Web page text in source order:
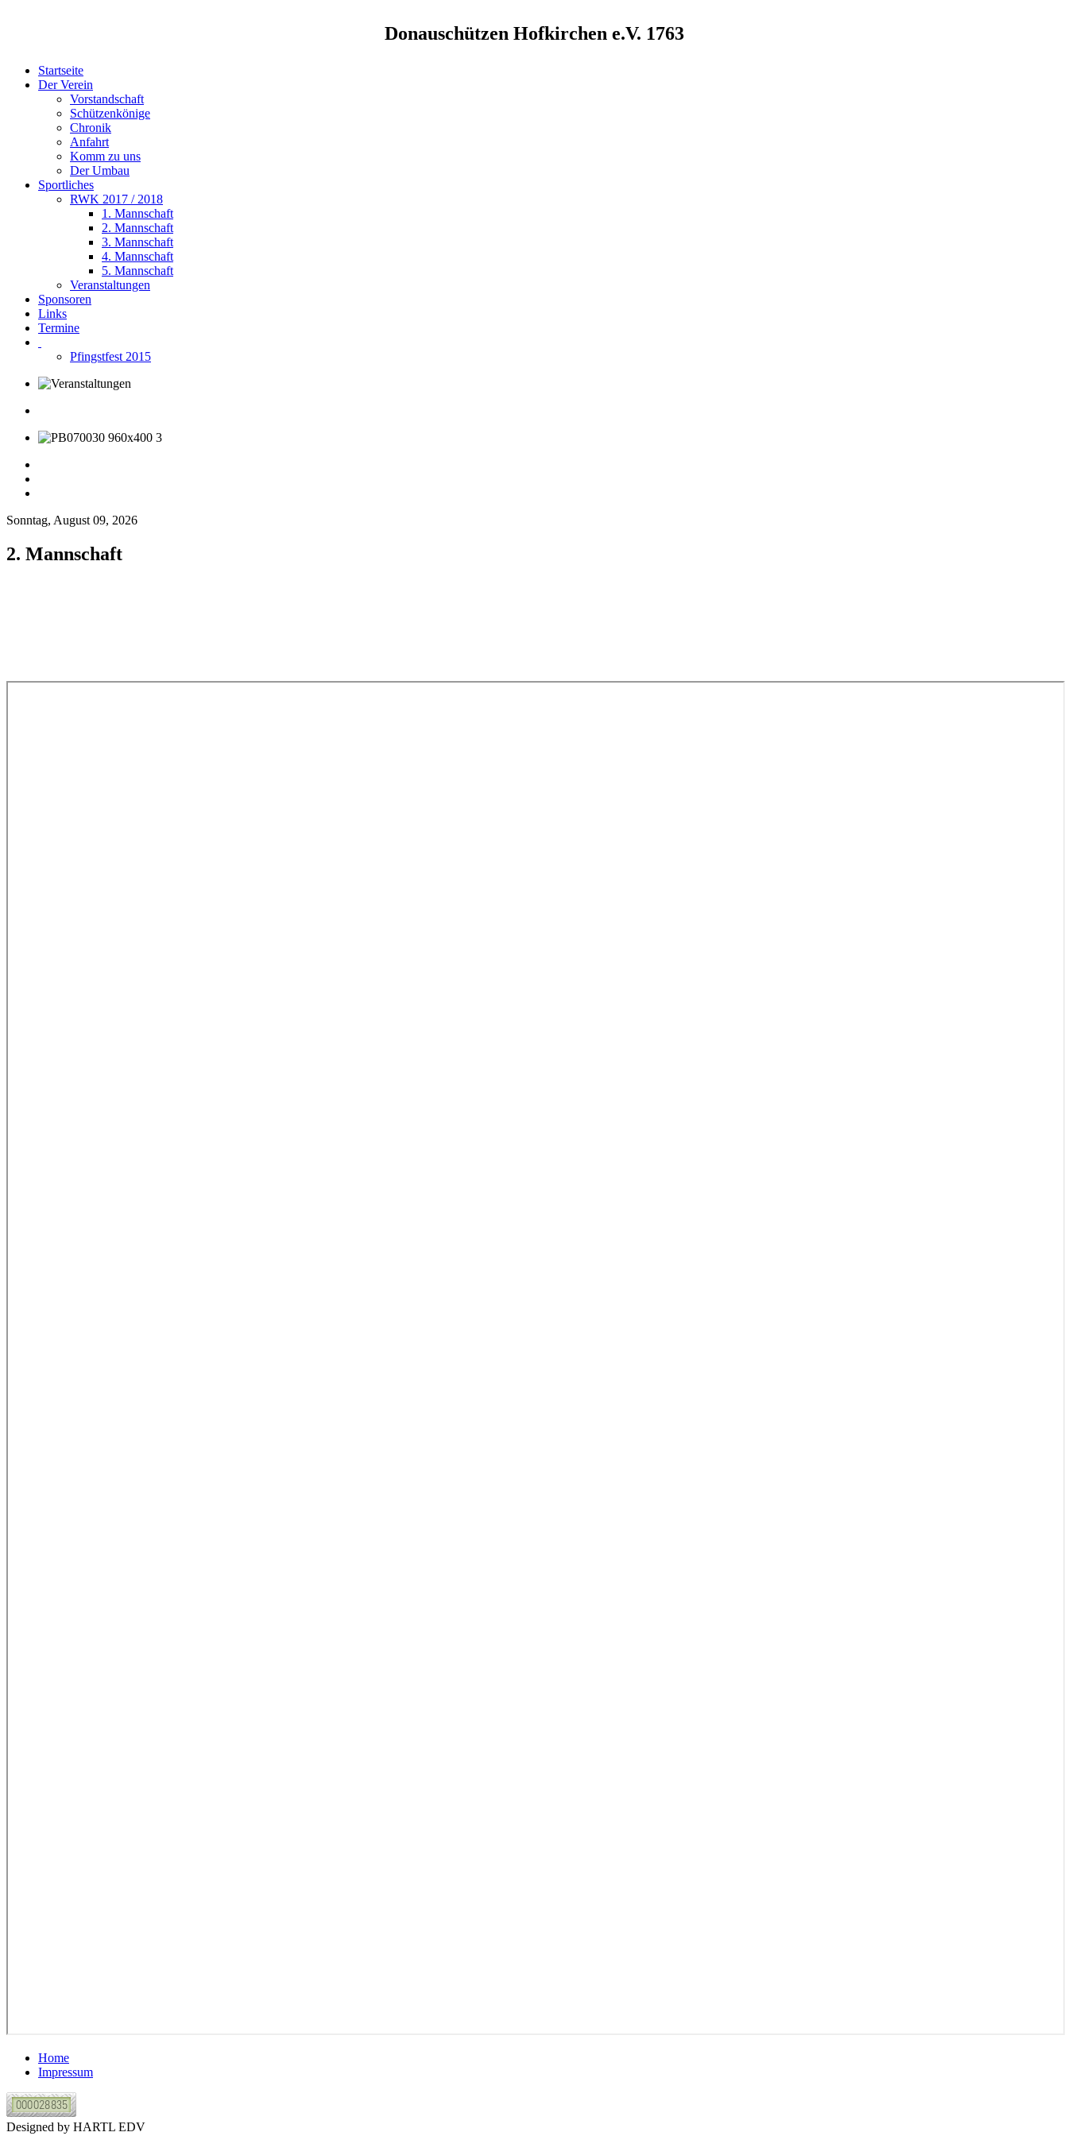
Donauschützen Hofkirchen e.V. 1763
Startseite
Der Verein
Vorstandschaft
Schützenkönige
Chronik
Anfahrt
Komm zu uns
Der Umbau
Sportliches
RWK 2017 / 2018
1. Mannschaft
2. Mannschaft
3. Mannschaft
4. Mannschaft
5. Mannschaft
Veranstaltungen
Sponsoren
Links
Termine
Pfingstfest 2015
Sonntag, August 09, 2026
2. Mannschaft
Home
Impressum
Designed by HARTL EDV